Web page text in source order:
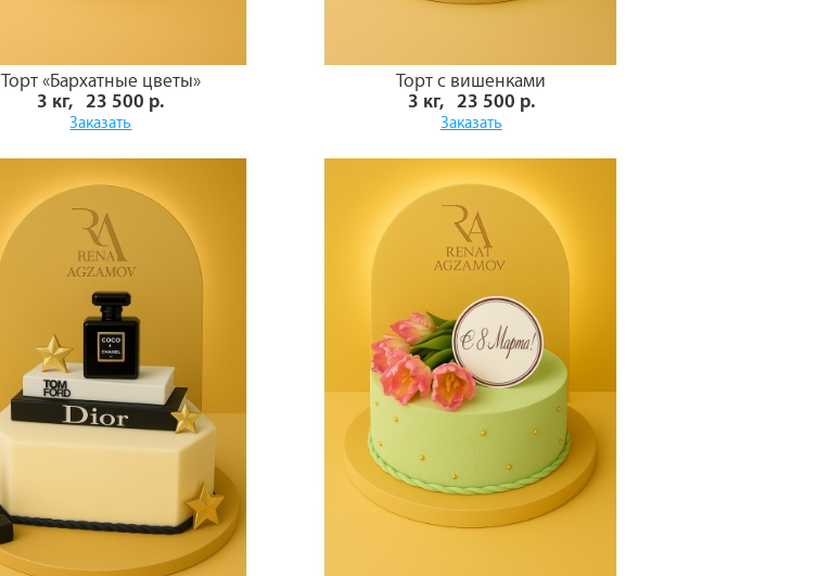
Торт «Бархатные цветы»
3 кг, 23 500 р.
Заказать
Торт с вишенками
3 кг, 23 500 р.
Заказать